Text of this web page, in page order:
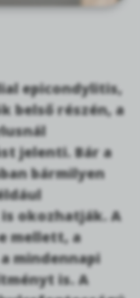
epicondylitis,
belső részén, a
jelenti. Bár a
bármilyen
okozhatják. A
mellett, a
mindennapi
is. A